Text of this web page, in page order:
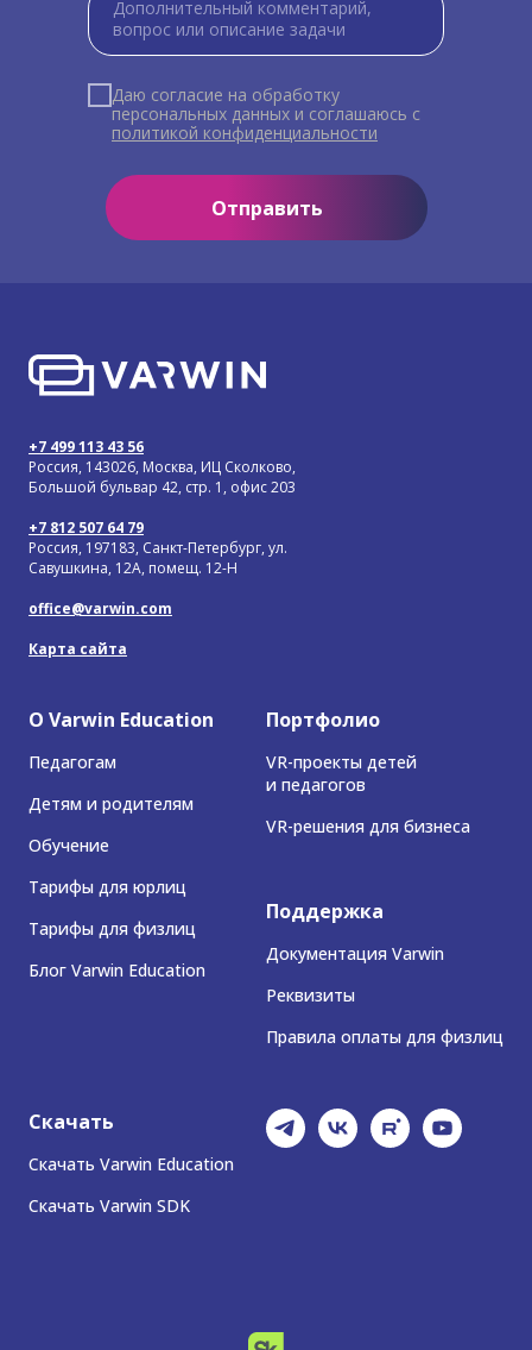
Даю согласие на обработку
персональных данных и соглашаюсь c
политикой конфиденциальности
Отправить
+7 499 113 43 56
Россия, 143026, Москва, ИЦ Сколково,
Большой бульвар 42, стр. 1, офис 203
+7 812 507 64 79
Россия, 197183, Санкт-Петербург, ул.
Савушкина, 12А, помещ. 12-Н
office@varwin.com
Карта сайта
О Varwin Education
Педагогам
Детям и родителям
Обучение
Тарифы для юрлиц
Тарифы для физлиц
Блог Varwin Education
Портфолио
VR-проекты детей
и педагогов
VR-решения для бизнеса
Поддержка
Документация Varwin
Реквизиты
Правила оплаты для физлиц
Скачать
Скачать Varwin Education
Скачать Varwin SDK